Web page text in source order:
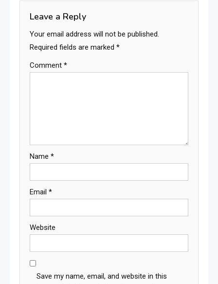
Leave a Reply
Your email address will not be published.
Required fields are marked *
Comment *
Name *
Email *
Website
Save my name, email, and website in this